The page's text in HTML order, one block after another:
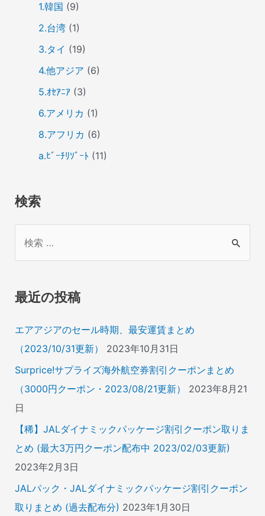
1.韓国 (9)
2.台湾(1)
3.タイ (19)
4.他アジア (6)
5.ｵｾｱﾆｱ(3)
6.アメリカ (1)
8.アフリカ (6)
a.ﾋﾞｰﾁﾘｿﾞｰﾄ (11)
検索
象
最近の投稿
エアアジアのセール時期、最安運賃まとめ
（2023/10/31更新）
2023年10月31日
Surprice!サプライズ海外航空券割引クーポンまとめ
（3000円クーポン・2023/08/21更新）
2023年8月21
日
【稀】JALダイナミックパッケージ割引クーポン取りま
とめ (最大3万円クーポン配布中 2023/02/03更新)
2023年2月3日
JALパック・JALダイナミックパッケージ割引クーポン
取りまとめ (過去配布分) 2023年1月30日